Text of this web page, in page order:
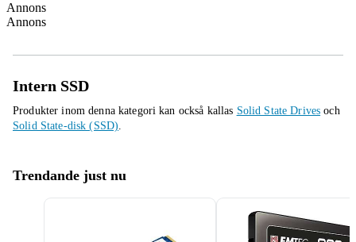
Annons
Annons
Intern SSD
Produkter inom denna kategori kan också kallas Solid State Drives och
Solid State-disk (SSD).
Trendande just nu